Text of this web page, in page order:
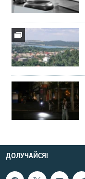
ДОЛУЧАЙСЯ!